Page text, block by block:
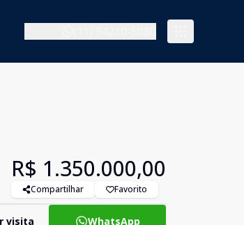
R$ 1.350.000,00
Compartilhar Favorito
visita WhatsApp